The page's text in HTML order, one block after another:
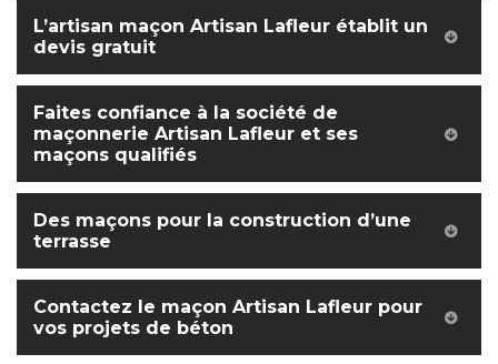
L’artisan maçon Artisan Lafleur établit un
devis gratuit
Faites confiance à la société de
maçonnerie Artisan Lafleur et ses
maçons qualifiés
Des maçons pour la construction d’une
terrasse
Contactez le maçon Artisan Lafleur pour
vos projets de béton